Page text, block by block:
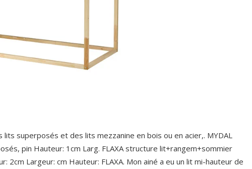
lits superposés et des lits mezzanine en bois ou en acier,. MYDAL
pin Hauteur: 1cm Larg. FLAXA structure lit+rangem+sommier
2cm Largeur: cm Hauteur: FLAXA. Mon ainé a eu un lit mi-hauteur de